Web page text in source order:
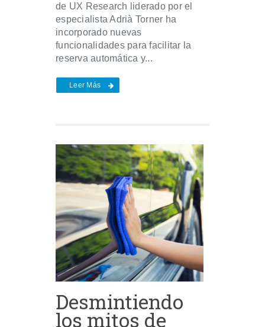
de UX Research liderado por el
especialista Adrià Torner ha
incorporado nuevas
funcionalidades para facilitar la
reserva automática y...
Leer Más
Desmintiendo
los mitos de